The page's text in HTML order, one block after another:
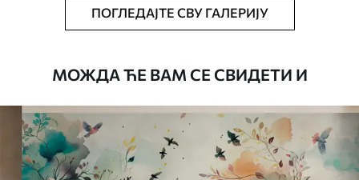
Тапета се може нежно очистити меким
сунђером. Позадине са завршном
водом.
Доступни материјали
ПОГЛЕДАЈТЕ СВУ ГАЛЕРИЈУ
МОЖДА ЋЕ ВАМ СЕ СВИДЕТИ И